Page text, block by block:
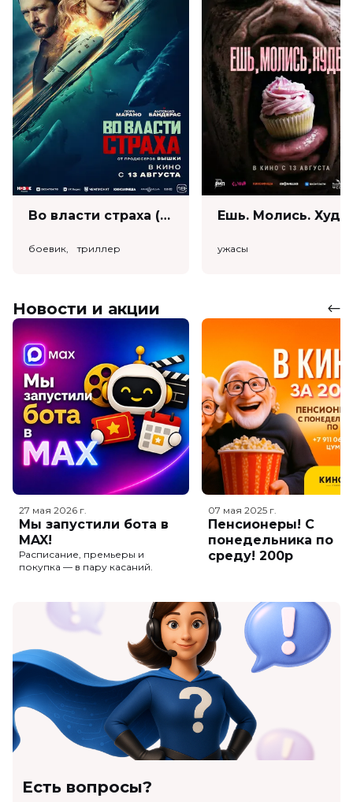
Во власти страха (18+)
боевик, триллер ужасы
Новости и акции
27 мая 2026 г.
Мы запустили бота в
MAX!
Расписание, премьеры и
покупка — в пару касаний.
07 мая 2025 г.
Пенсионеры! С
понедельника по
среду! 200р
Есть вопросы?